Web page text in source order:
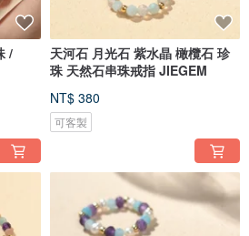
/
天河石 月光石 紫水晶 橄欖石 珍
珠 天然石串珠戒指 JIEGEM
NT$ 380
可客製